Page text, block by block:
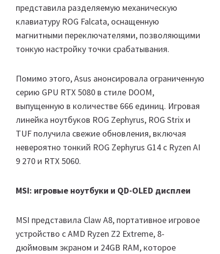
представила разделяемую механическую
клавиатуру ROG Falcata, оснащенную
магнитными переключателями, позволяющими
тонкую настройку точки срабатывания.
Помимо этого, Asus анонсировала ограниченную
серию GPU RTX 5080 в стиле DOOM,
выпущенную в количестве 666 единиц. Игровая
линейка ноутбуков ROG Zephyrus, ROG Strix и
TUF получила свежие обновления, включая
невероятно тонкий ROG Zephyrus G14 с Ryzen AI
9 270 и RTX 5060.
MSI: игровые ноутбуки и QD-OLED дисплеи
MSI представила Claw A8, портативное игровое
устройство с AMD Ryzen Z2 Extreme, 8-
дюймовым экраном и 24GB RAM, которое